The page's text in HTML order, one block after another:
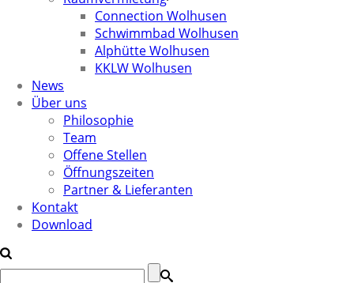
Connection Wolhusen
Schwimmbad Wolhusen
Alphütte Wolhusen
KKLW Wolhusen
News
Über uns
Philosophie
Team
Offene Stellen
Öffnungszeiten
Partner & Lieferanten
Kontakt
Download